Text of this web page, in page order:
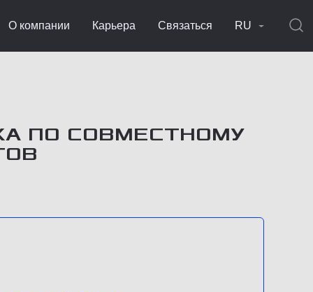
О компании Карьера Связаться RU
ПО СОВМЕСТНОМУ